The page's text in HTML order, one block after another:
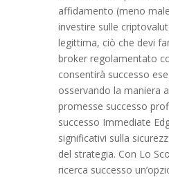
affidamento (meno
investire sulle
legittima, ciò che devi
broker regolamentato
consentirà successo
osservando la maniera
promesse successo
successo Immediate
significativi sulla
del strategia. Con Lo
ricerca successo